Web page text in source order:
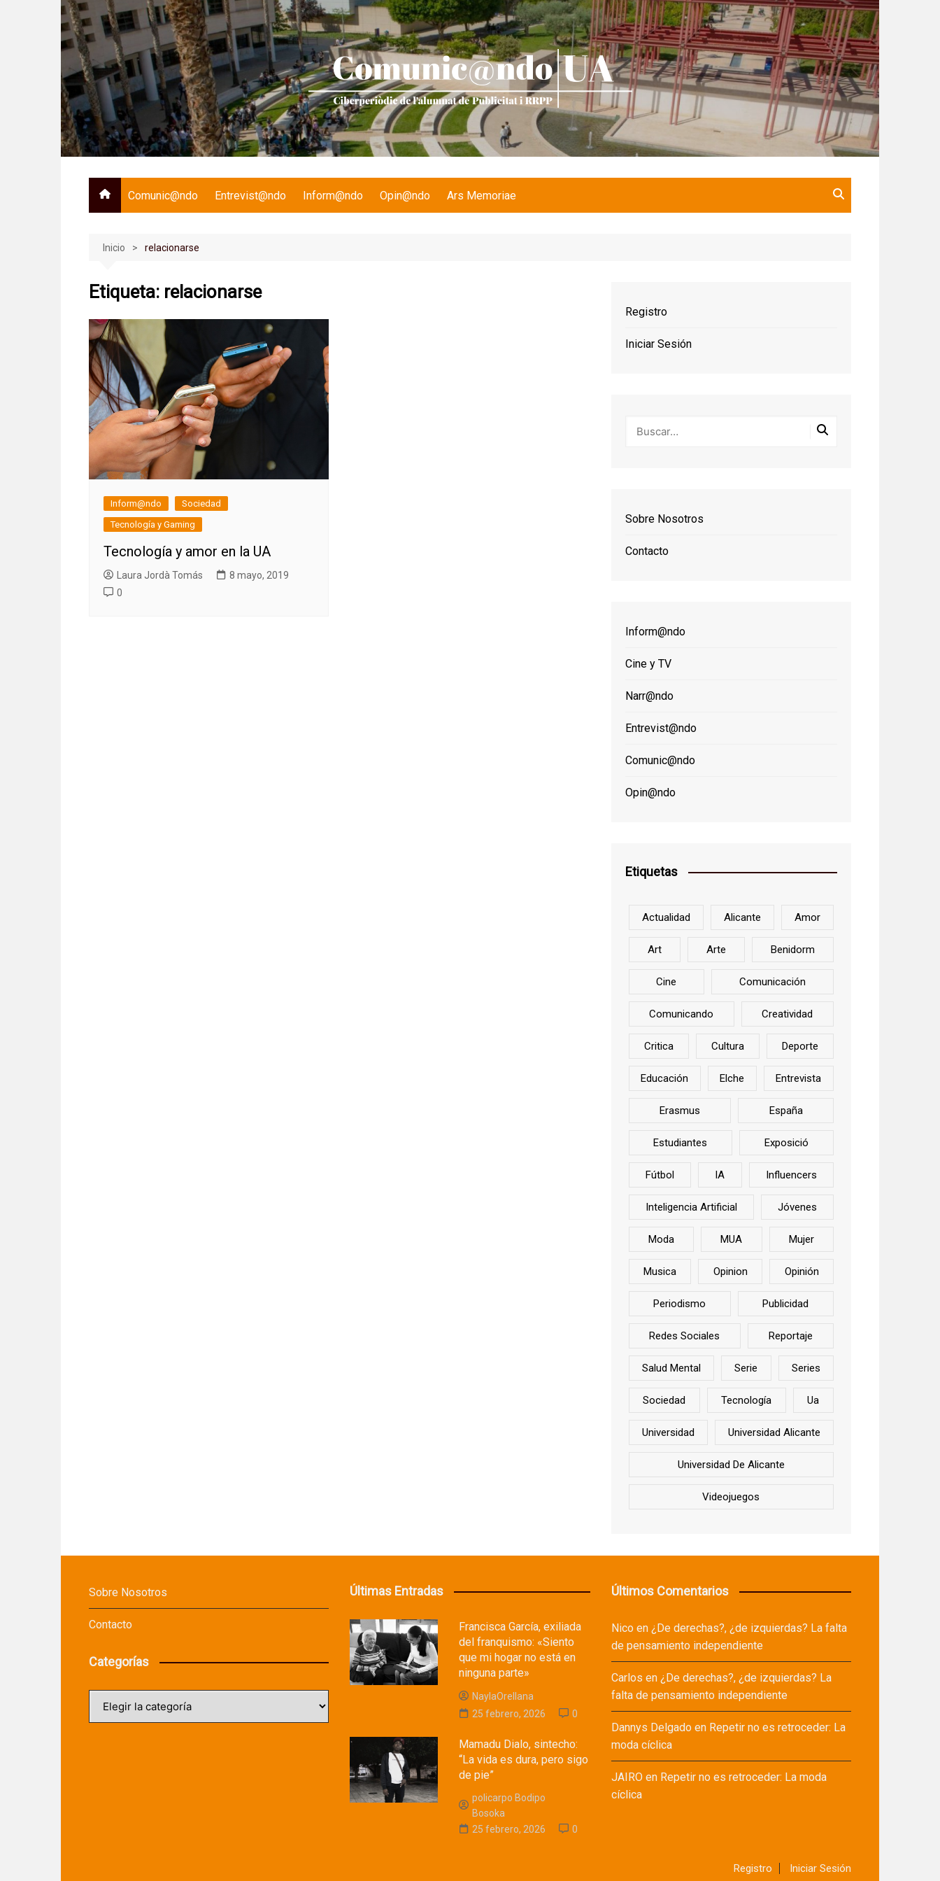
Comunic@ndo Entrevist@ndo Inform@ndo Opin@ndo Ars Memoriae
Inicio relacionarse
Etiqueta: relacionarse
Inform@ndo
Sociedad
Tecnología y Gaming
Tecnología y amor en la UA
Laura Jordà Tomás
8 mayo, 2019
0
Registro
Iniciar Sesión
Sobre Nosotros
Contacto
Inform@ndo
Cine y TV
Narr@ndo
Entrevist@ndo
Comunic@ndo
Opin@ndo
Etiquetas
Actualidad Alicante Amor
Art Arte Benidorm
Cine Comunicación
Comunicando Creatividad
Critica Cultura Deporte
Educación Elche Entrevista
Erasmus España
Estudiantes Exposició
Fútbol IA Influencers
Inteligencia Artificial Jóvenes
Moda MUA Mujer
Musica Opinion Opinión
Periodismo Publicidad
Redes Sociales Reportaje
Salud Mental Serie Series
Sociedad Tecnología Ua
Universidad Universidad Alicante
Universidad De Alicante
Videojuegos
Sobre Nosotros
Contacto
Categorías
Últimas Entradas
Francisca García, exiliada
del franquismo: «Siento
que mi hogar no está en
ninguna parte»
NaylaOrellana
25 febrero, 2026
0
Mamadu Dialo, sintecho:
“La vida es dura, pero sigo
de pie”
policarpo Bodipo
Bosoka
25 febrero, 2026
0
Últimos Comentarios
Nicoen ¿De derechas?, ¿de izquierdas? La falta
de pensamiento independiente
Carlos en ¿De derechas?, ¿de izquierdas? La
falta de pensamiento independiente
Dannys Delgadoen Repetir no es retroceder: La
moda cíclica
JAIROen Repetir no es retroceder: La moda
cíclica
Registro Iniciar Sesión